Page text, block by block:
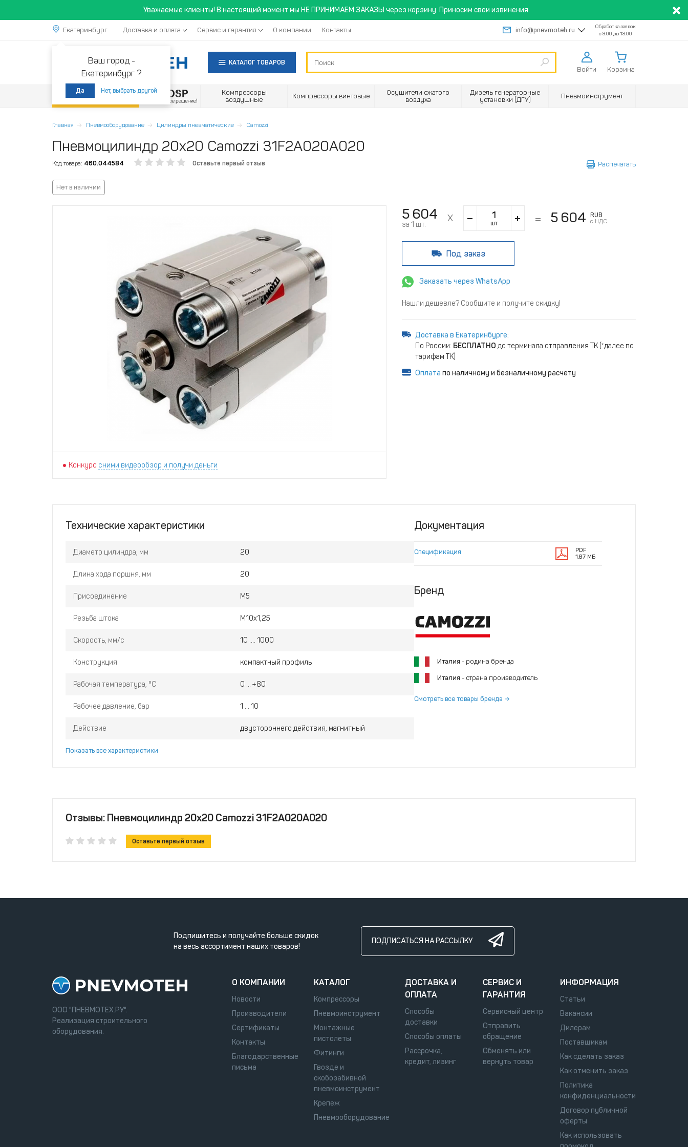
Уважаемые клиенты! В настоящий момент мы НЕ ПРИНИМАЕМ ЗАКАЗЫ через корзину. Приносим свои извинения.
Екатеринбург
Ваш город -
Екатеринбург ?
Да Нет, выбрать другой
Доставка и оплата Сервис и гарантия О компании Контакты info@pnevmoteh.ru
Обработка заявок
с 9:00 до 18:00
КАТАЛОГ ТОВАРОВ
Войти Корзина
Акции
Компрессоры
воздушные
Компрессоры винтовые
Осушители сжатого
воздуха
Дизель генераторные
установки (ДГУ)
Пневмоинструмент
Главная Пневмооборудование Цилиндры пневматические Camozzi
Пневмоцилиндр 20x20 Camozzi 31F2A020A020
Код товара: 460.044584 Оставьте первый отзыв Распечатать
Нет в наличии
Конкурс сними видеообзор и получи деньги
5 604
за 1 шт. шт 5 604
RUB
с НДС
Под заказ
Заказать через WhatsApp
Нашли дешевле? Сообщите и получите скидку!
Доставка в Екатеринбурге:
По России: БЕСПЛАТНО до терминала отправления ТК (*далее по
тарифам ТК)
Оплата по наличному и безналичному расчету
Технические характеристики
Диаметр цилиндра, мм 20
Длина хода поршня, мм 20
Присоединение М5
Резьба штока M10х1,25
Скорость, мм/с 10 .... 1000
Конструкция компактный профиль
Рабочая температура, °С 0 ... +80
Рабочее давление, бар 1 ... 10
Действие двустороннего действия, магнитный
Показать все характеристики
Документация
Спецификация
PDF
1.87 МБ
Бренд
Италия - родина бренда
Италия - страна производитель
Смотреть все товары бренда
Отзывы: Пневмоцилиндр 20x20 Camozzi 31F2A020A020
Оставьте первый отзыв
Подпишитесь и получайте больше скидок
на весь ассортимент наших товаров!
ПОДПИСАТЬСЯ НА РАССЫЛКУ
ООО "ПНЕВМОТЕХ.РУ".
Реализация строительного
оборудования.
О КОМПАНИИ
Новости
Производители
Сертификаты
Контакты
Благодарственные
письма
КАТАЛОГ
Компрессоры
Пневмоинструмент
Монтажные
пистолеты
Фитинги
Гвозде и
скобозабивной
пневмоинструмент
Крепеж
Пневмооборудование
ДОСТАВКА И
ОПЛАТА
Способы
доставки
Способы оплаты
Рассрочка,
кредит, лизинг
СЕРВИС И
ГАРАНТИЯ
Сервисный центр
Отправить
обращение
Обменять или
вернуть товар
ИНФОРМАЦИЯ
Статьи
Вакансии
Дилерам
Поставщикам
Как сделать заказ
Как отменить заказ
Политика
конфиденциальности
Договор публичной
оферты
Как использовать